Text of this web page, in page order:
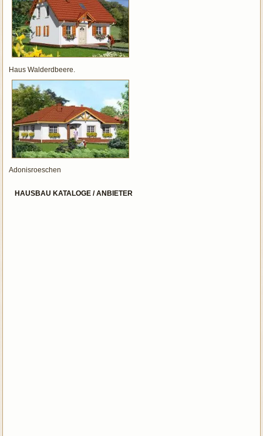
Haus Walderdbeere.
Adonisroeschen
HAUSBAU KATALOGE / ANBIETER